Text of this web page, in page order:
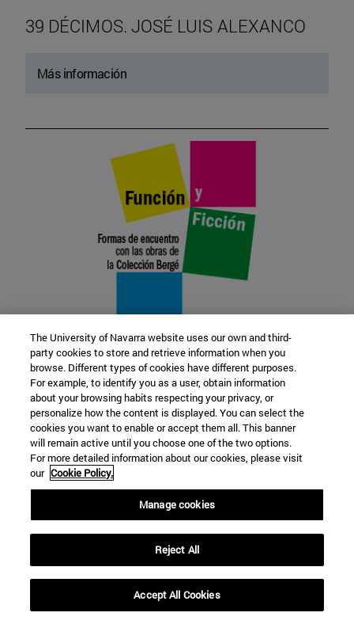
39 DÉCIMOS. JOSÉ LUIS ALEXANCO
Más información
22 SEP
FUNCIÓN Y FICCIÓN. Varios artistas
Más información
The University of Navarra website uses our own and third-
party cookies to store and retrieve information when you
browse. Different types of cookies have different purposes.
For example, to identify you as a user, obtain information
about your browsing habits respecting your privacy, or
personalize how the content is displayed. You can select the
cookies you want to enable or accept them all. This banner
will remain active until you choose one of the two options.
For more detailed information about our cookies, please visit
our Cookie Policy.
Manage cookies
Reject All
Accept All Cookies